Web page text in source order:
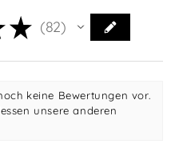
★ 82
82
keine Bewertungen vor.
unsere anderen